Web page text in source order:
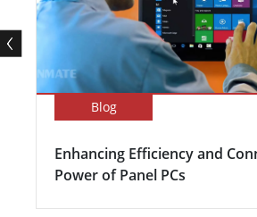
Blog
Enhancing Efficiency and
Power of Panel PCs